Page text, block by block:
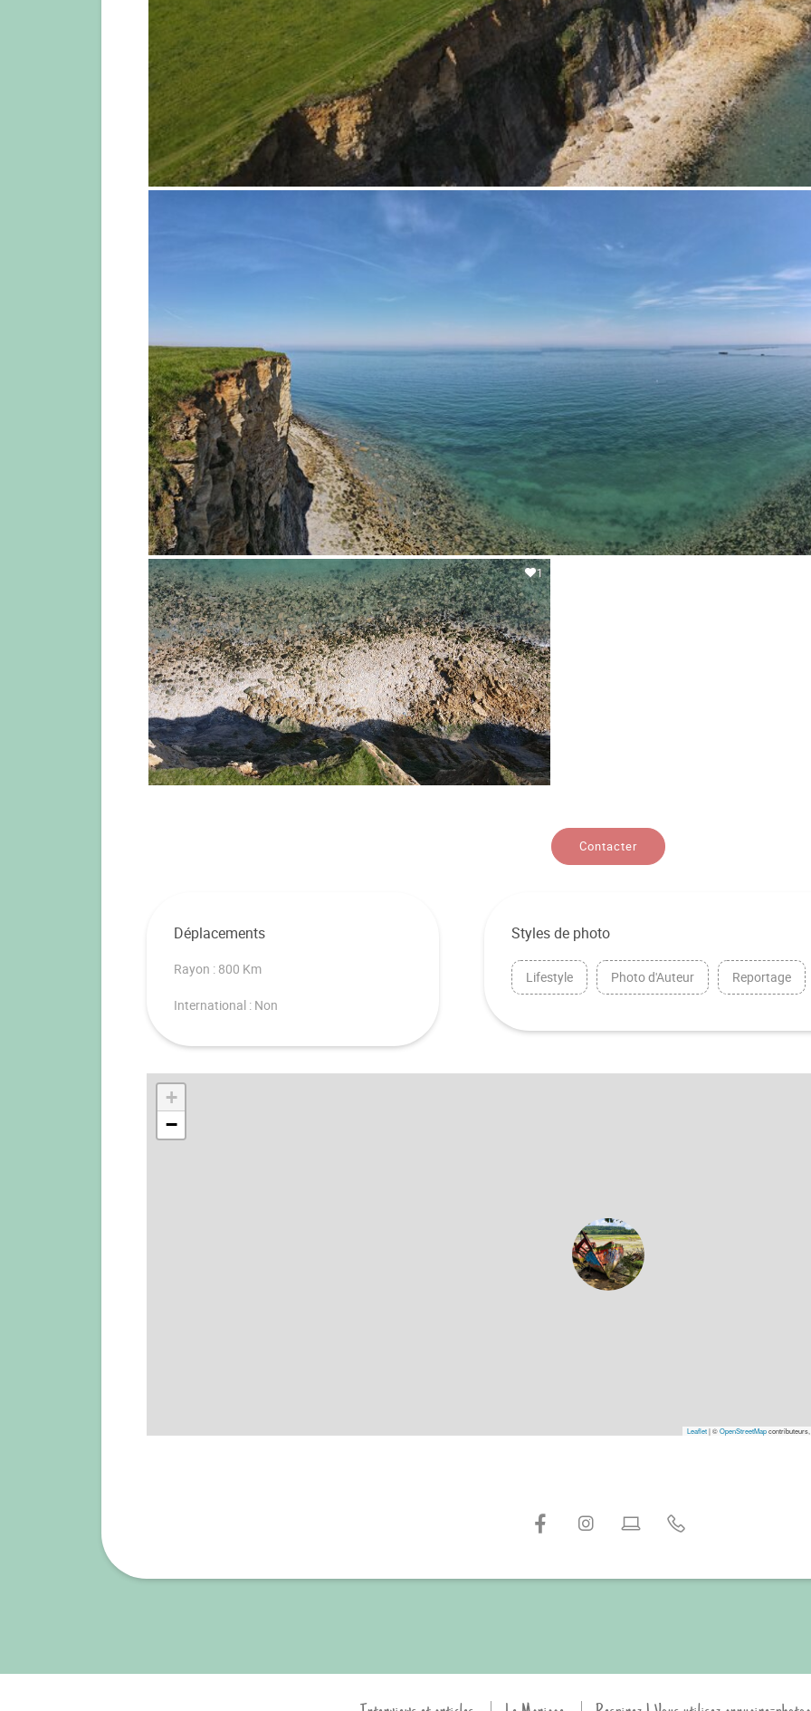
1
Contacter
Déplacements
Rayon : 800 Km
International : Non
Styles de photo
Lifestyle Photo d'Auteur Reportage
+
−
Leaflet|©OpenStreetMap